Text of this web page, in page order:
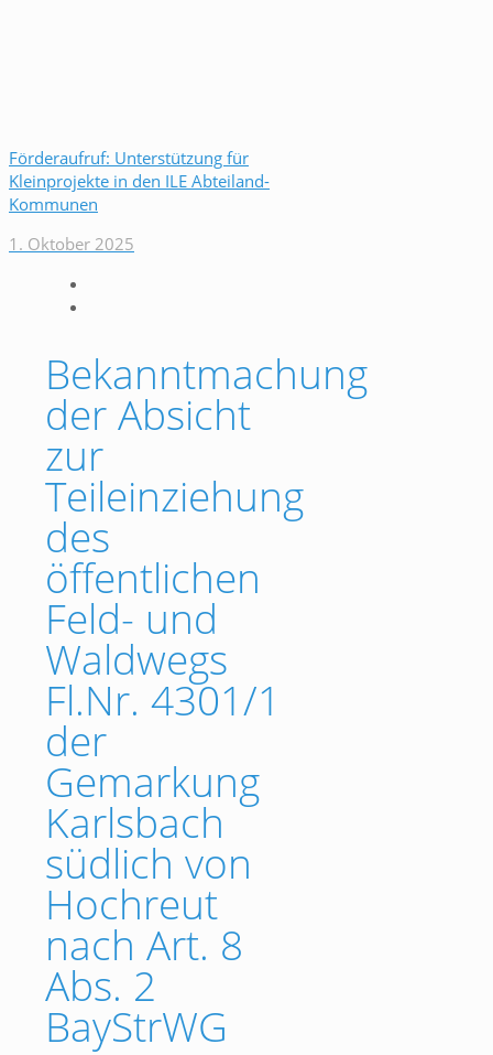
Förderaufruf: Unterstützung für
Kleinprojekte in den ILE Abteiland-
Kommunen
1. Oktober 2025
Bekanntmachung
der Absicht
zur
Teileinziehung
des
öffentlichen
Feld- und
Waldwegs
Fl.Nr. 4301/1
der
Gemarkung
Karlsbach
südlich von
Hochreut
nach Art. 8
Abs. 2
BayStrWG